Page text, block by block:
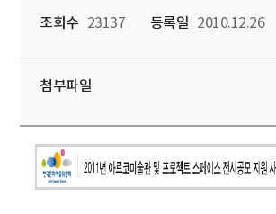
조회수 23137 등록일 2010.12.26
첨부파일